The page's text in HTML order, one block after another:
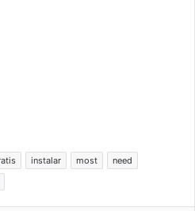
instalar most
need